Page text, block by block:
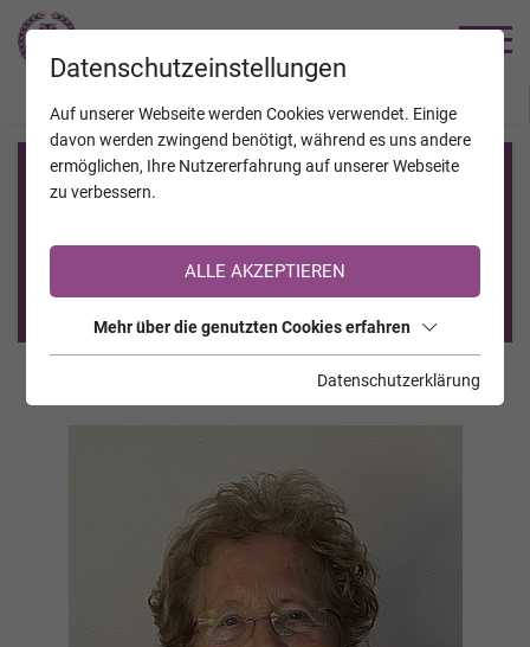
Registrierung auf TrauerHilfe.it
Sie sind noch nicht auf TrauerHilfe.it registriert?
>> zur kostenlosen Registrierung <<
Datenschutzeinstellungen
Auf unserer Webseite werden Cookies verwendet. Einige
davon werden zwingend benötigt, während es uns andere
ermöglichen, Ihre Nutzererfahrung auf unserer Webseite
zu verbessern.
ALLE AKZEPTIEREN
Mehr über die genutzten Cookies erfahren
Datenschutzerklärung
JAHRESTAGE KALENDER VERSTORBENE